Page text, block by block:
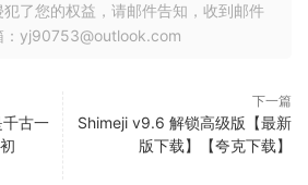
了您的权益，请邮件告知，收到邮件
：yj90753@outlook.com
古一
下一篇
Shimeji v9.6 解锁高级版【最新
版下载】【夸克下载】